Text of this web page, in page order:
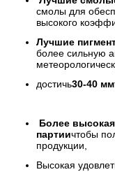
смолы для
высокого
Лучшие
более сильную
достичь30-40 мм
Более
партиичтобы
продукции,
Высокая